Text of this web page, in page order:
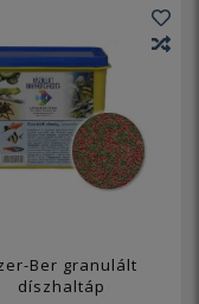
Ber granulált
díszhaltáp